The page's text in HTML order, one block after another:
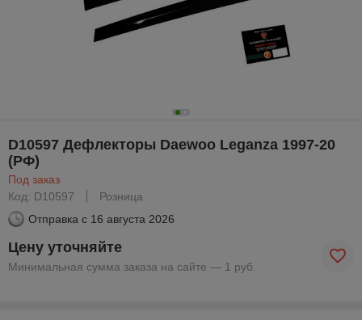
D10597 Дефлекторы Daewoo Leganza 1997-20
(РФ)
Под заказ
Код: D10597
Розница
Отправка с 16 августа 2026
Цену уточняйте
Минимальная сумма заказа на сайте — 1 руб.